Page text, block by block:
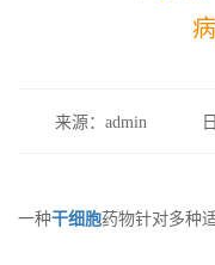
来源：admin
一种干细胞药物针对多种